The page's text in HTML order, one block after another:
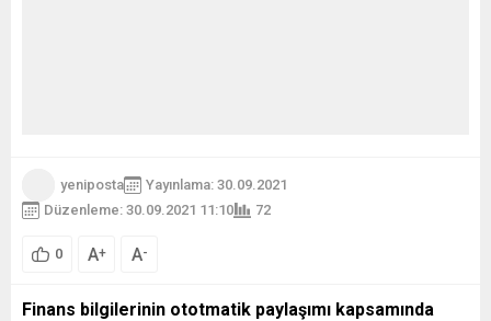
yeniposta
Yayınlama: 30.09.2021
Düzenleme: 30.09.2021 11:10
72
0 A+ A-
Finans bilgilerinin ototmatik paylaşımı kapsamında